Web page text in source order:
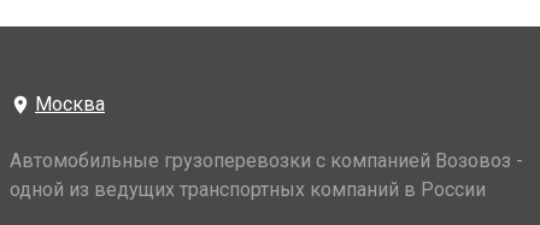
Москва
Автомобильные грузоперевозки с компанией Возовоз -
одной из ведущих транспортных компаний в России